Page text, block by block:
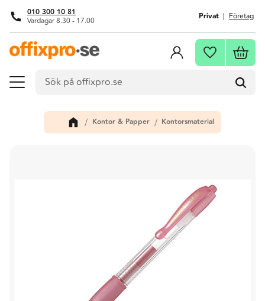
Meny
010 300 10 81
Vardagar 8.30 - 17.00 Privat Företag
Favoriter
Kontor & Papper Kontorsmaterial